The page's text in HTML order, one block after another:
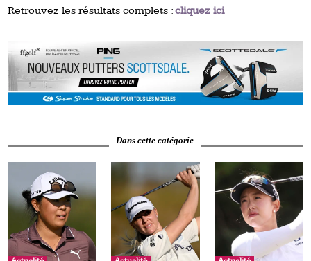
Retrouvez les résultats complets :cliquez ici
Dans cette catégorie